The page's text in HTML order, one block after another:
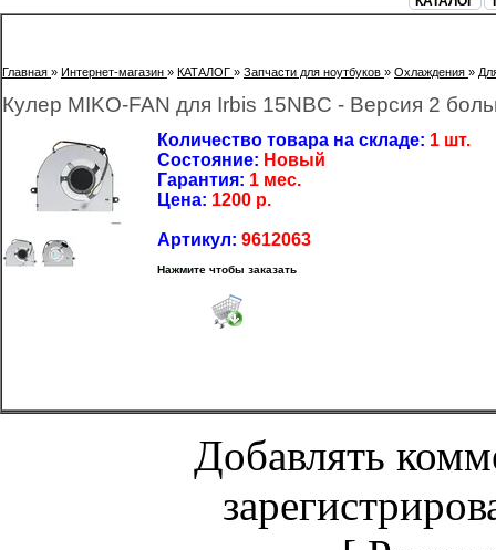
Главная » Интернет-магазин » КАТАЛОГ » Запчасти для ноутбуков » Охлаждения »
Кулер MIKO-FAN для Irbis 15NBC - Версия 2
Количество товара на складе: 1 шт.
Состояние: Новый
Гарантия: 1 мес.
Цена: 1200 р.
Артикул: 9612063
Нажмите чтобы заказать
Добавлять